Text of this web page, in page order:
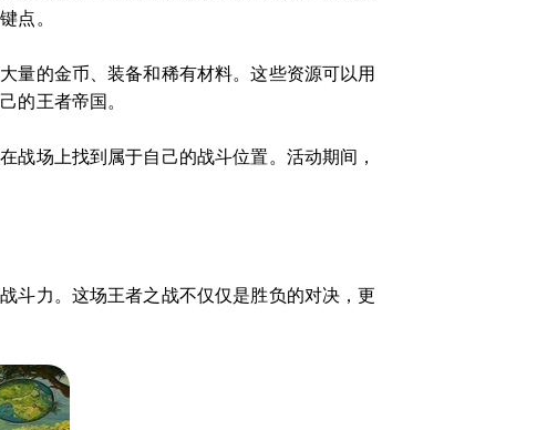
点。
量的金币、装备和稀有材料。这些资源可以用
的王者帝国。
战场上找到属于自己的战斗位置。活动期间，
斗力。这场王者之战不仅仅是胜负的对决，更